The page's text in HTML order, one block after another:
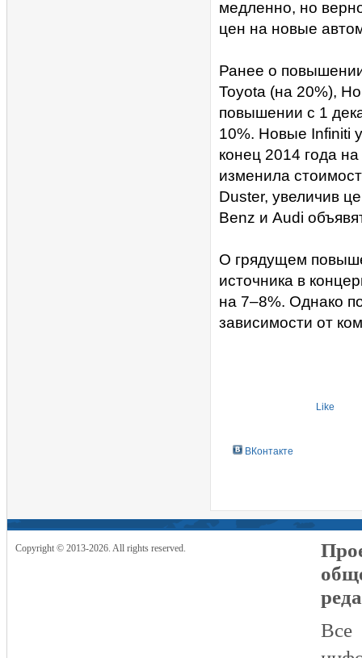
медленно, но
цен на новые
Ранее о
Toyota (на 20%),
повышении с 1
10%. Новые Infiniti
конец 2014 года
изменила
Duster, увеличив
Benz и Audi
О грядущем
источника в
на 7–8%. Однако
зависимости от
Like
ВКонтакте
Copyright © 2013-2026. All rights reserved.